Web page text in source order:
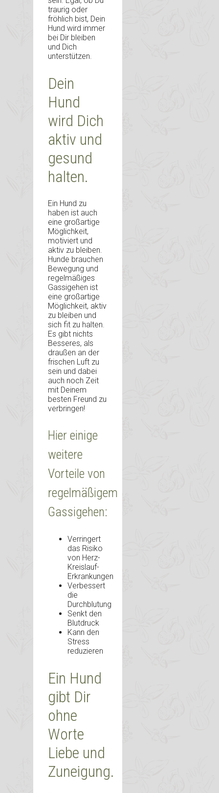
traurig oder
fröhlich bist, Dein
Hund wird immer
bei Dir bleiben
und Dich
unterstützen.
Dein
Hund
wird Dich
aktiv und
gesund
halten.
Ein Hund zu
haben ist auch
eine großartige
Möglichkeit,
motiviert und
aktiv zu bleiben.
Hunde brauchen
Bewegung und
regelmäßiges
Gassigehen ist
eine großartige
Möglichkeit, aktiv
zu bleiben und
sich fit zu halten.
Es gibt nichts
Besseres, als
draußen an der
frischen Luft zu
sein und dabei
auch noch Zeit
mit Deinem
besten Freund zu
verbringen!
Hier einige
weitere
Vorteile von
regelmäßigem
Gassigehen:
Verringert
das Risiko
von Herz-
Kreislauf-
Erkrankungen
Verbessert
die
Durchblutung
Senkt den
Blutdruck
Kann den
Stress
reduzieren
Ein Hund
gibt Dir
ohne
Worte
Liebe und
Zuneigung.